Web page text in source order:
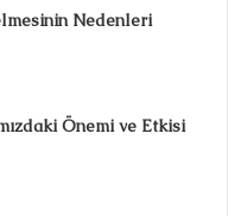
Nedenleri
Önemi ve Etkisi